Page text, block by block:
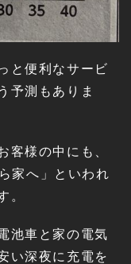
と便利なサービ
予測もありま
客様の中にも、
家へ」といわれ
。
池車と家の電気
い深夜に充電を